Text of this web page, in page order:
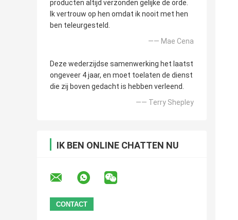
producten altijd verzonden gelijke de orde.
Ik vertrouw op hen omdat ik nooit met hen
ben teleurgesteld.
—— Mae Cena
Deze wederzijdse samenwerking het laatst
ongeveer 4 jaar, en moet toelaten de dienst
die zij boven gedacht is hebben verleend.
—— Terry Shepley
IK BEN ONLINE CHATTEN NU